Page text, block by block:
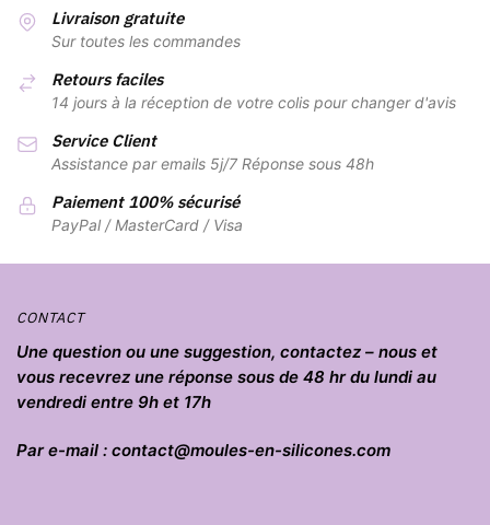
Livraison gratuite
Sur toutes les commandes
Retours faciles
14 jours à la réception de votre colis pour changer d'avis
Service Client
Assistance par emails 5j/7 Réponse sous 48h
Paiement 100% sécurisé
PayPal / MasterCard / Visa
CONTACT
Une question ou une suggestion, contactez – nous et
vous recevrez une réponse sous de 48 hr du lundi au
vendredi entre 9h et 17h
Par e-mail : contact@moules-en-silicones.com